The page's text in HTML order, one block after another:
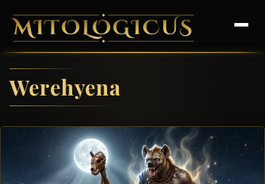
Werehyena